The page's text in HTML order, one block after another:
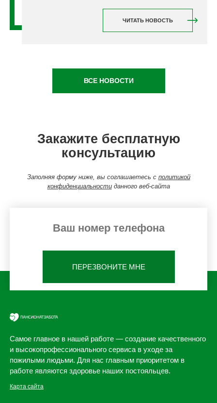
ЧИТАТЬ НОВОСТЬ
ВСЕ НОВОСТИ
Закажите бесплатную
консультацию
Заполняя форму ниже, вы соглашаетесь с политикой
конфиденциальностиданного веб-сайта
ПЕРЕЗВОНИТЕ МНЕ
Самое главное в нашей работе — создание качественного
и высокопрофессионального сервиса в уходе за
пожилыми людьми. Для нас главным приоритетом в
работе являются здоровье наших постояльцев.
Карта сайта